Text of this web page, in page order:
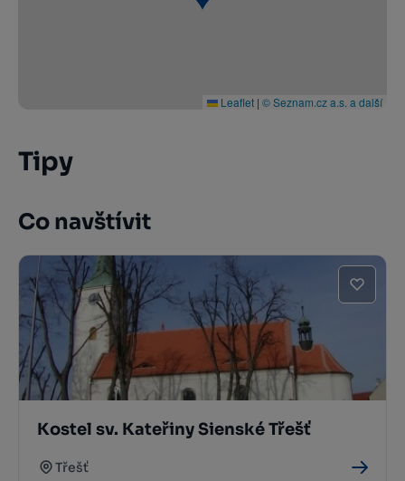
Leaflet | © Seznam.cz a.s. a další
Tipy
Co navštívit
Kostel sv. Kateřiny Sienské Třešť
Třešť